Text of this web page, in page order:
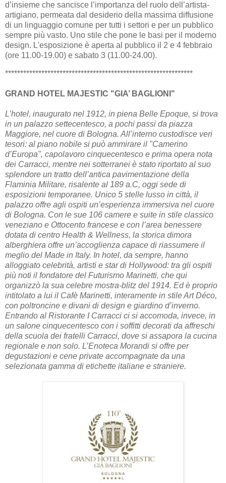
d’insieme che sancisce l’importanza del ruolo dell’artista-
artigiano, permeata dal desiderio della massima diffusione
di un linguaggio comune per tutti i settori e per un pubblico
sempre più vasto. Uno stile che pone le basi per il moderno
design. L'esposizione è aperta al pubblico il 2 e 4 febbraio
(ore 11.00-19.00) e sabato 3 (11.00-24.00).
**************************************************************
GRAND HOTEL MAJESTIC "GIA’ BAGLIONI"
L’hotel, inaugurato nel 1912, in piena Belle Epoque, si trova
in un palazzo settecentesco, a pochi passi da piazza
Maggiore, nel cuore di Bologna. All’interno custodisce veri
tesori: al piano nobile si può ammirare il "Camerino
d’Europa", capolavoro cinquecentesco e prima opera nota
dei Carracci, mentre nei sotterranei è stato riportato al suo
splendore un tratto dell’antica pavimentazione della
Flaminia Militare, risalente al 189 a.C, oggi sede di
esposizioni temporanee. Unico 5 stelle lusso in città, il
palazzo offre agli ospiti un’esperienza immersiva nel cuore
di Bologna. Con le sue 106 camere e suite in stile classico
veneziano e Ottocento francese e con l’area benessere
dotata di centro Health & Wellness, la storica dimora
alberghiera offre un’accoglienza capace di riassumere il
meglio del Made in Italy. In hotel, da sempre, hanno
alloggiato celebrità, artisti e star di Hollywood: tra gli ospiti
più noti il fondatore del Futurismo Marinetti, che qui
organizzò la sua celebre mostra-blitz del 1914. Ed è proprio
intitolato a lui il Cafè Marinetti, interamente in stile Art Déco,
con poltroncine e divani di design e giardino d’inverno.
Entrando al Ristorante I Carracci ci si accomoda, invece, in
un salone cinquecentesco con i soffitti decorati da affreschi
della scuola dei fratelli Carracci, dove si assapora la cucina
regionale e non solo. L’Enoteca Morandi si offre per
degustazioni e cene private accompagnate da una
selezionata gamma di etichette italiane e straniere.